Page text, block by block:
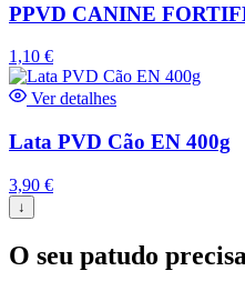
PPVD CANINE
1,10 €
Ver detalhes
Lata PVD Cão EN 400g
3,90 €
↓
O seu patudo